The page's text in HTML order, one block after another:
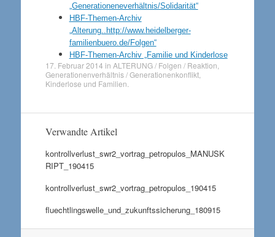
„Generationeneverhältnis/Solidarität“
HBF-Themen-Archiv
„Alterung..http://www.heidelberger-
familienbuero.de/Folgen“
HBF-Themen-Archiv „Familie und Kinderlose
17. Februar 2014 in ALTERUNG / Folgen / Reaktion
Generationenverhältnis / Generationenkonflikt,
Kinderlose und Familien
Verwandte Artikel
kontrollverlust_swr2_vortrag_petropulos_MANUSK
RIPT_190415
kontrollverlust_swr2_vortrag_petropulos_190415
fluechtlingswelle_und_zukunftssicherung_180915